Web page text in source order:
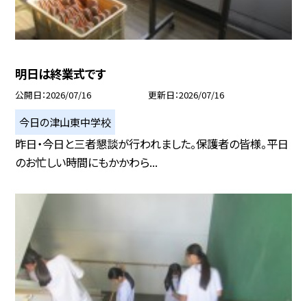
明日は終業式です
公開日 2026/07/16 更新日 2026/07/16
今日の津山東中学校
昨日・今日と三者懇談が行われました。保護者の皆様。平日
のお忙しい時間にもかかわら...